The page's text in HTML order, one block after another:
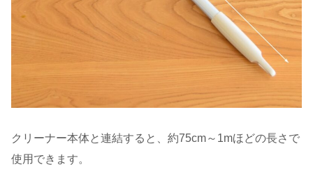
クリーナー本体と連結すると、約75cm～1mほどの長さで
使用できます。